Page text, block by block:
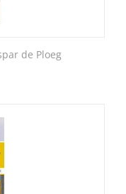
de Ploeg